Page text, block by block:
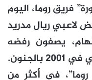
فريق روما، اليوم
لاعبي ريال مدريد
يصفون رفضه
في أكثر من